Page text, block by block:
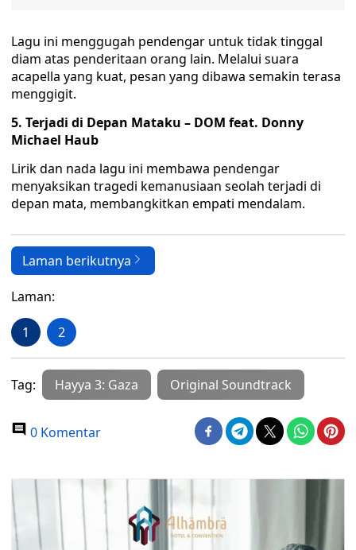
Lagu ini menggugah pendengar untuk tidak tinggal
diam atas penderitaan orang lain. Melalui suara
acapella yang kuat, pesan yang dibawa semakin terasa
menggigit.
5. Terjadi di Depan Mataku – DOM feat. Donny
Michael Haub
Lirik dan nada lagu ini membawa pendengar
menyaksikan tragedi kemanusiaan seolah terjadi di
depan mata, membangkitkan empati mendalam.
Laman berikutnya
Laman:
1 2
Tag: Hayya 3: Gaza Original Soundtrack
0 Komentar